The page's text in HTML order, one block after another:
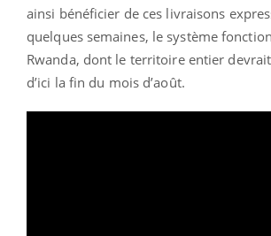
ainsi bénéficier de ces livraisons
quelques semaines, le système
Rwanda, dont le territoire entier
d’ici la fin du mois d’août.